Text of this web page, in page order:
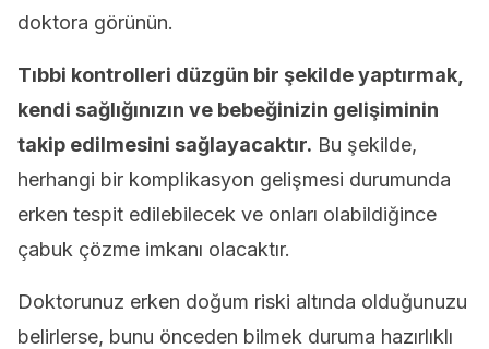
doktora görünün.
Tıbbi kontrolleri düzgün bir şekilde yaptırmak,
kendi sağlığınızın ve bebeğinizin gelişiminin
takip edilmesini sağlayacaktır. Bu şekilde,
herhangi bir komplikasyon gelişmesi durumunda
erken tespit edilebilecek ve onları olabildiğince
çabuk çözme imkanı olacaktır.
Doktorunuz erken doğum riski altında olduğunuzu
belirlerse, bunu önceden bilmek duruma hazırlıklı